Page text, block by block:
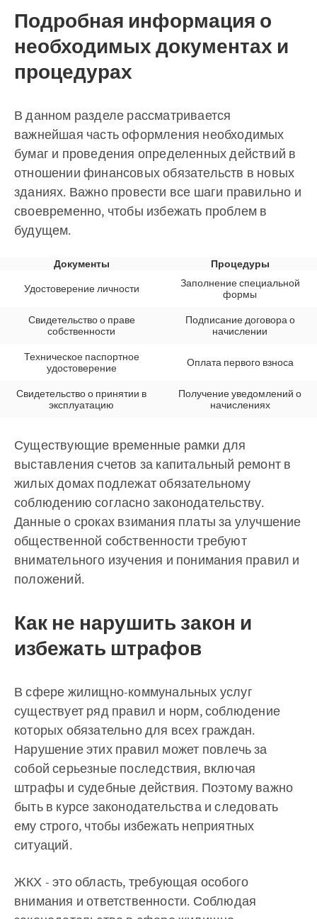
Подробная информация о
необходимых документах и
процедурах
В данном разделе рассматривается
важнейшая часть оформления необходимых
бумаг и проведения определенных действий в
отношении финансовых обязательств в новых
зданиях. Важно провести все шаги правильно и
своевременно, чтобы избежать проблем в
будущем.
Документы
Процедуры
Удостоверение личности
Заполнение специальной
формы
Свидетельство о праве
собственности
Подписание договора о
начислении
Техническое паспортное
удостоверение
Оплата первого взноса
Свидетельство о принятии в
эксплуатацию
Получение уведомлений о
начислениях
Существующие временные рамки для
выставления счетов за капитальный ремонт в
жилых домах подлежат обязательному
соблюдению согласно законодательству.
Данные о сроках взимания платы за улучшение
общественной собственности требуют
внимательного изучения и понимания правил и
положений.
Как не нарушить закон и
избежать штрафов
В сфере жилищно-коммунальных услуг
существует ряд правил и норм, соблюдение
которых обязательно для всех граждан.
Нарушение этих правил может повлечь за
собой серьезные последствия, включая
штрафы и судебные действия. Поэтому важно
быть в курсе законодательства и следовать
ему строго, чтобы избежать неприятных
ситуаций.
ЖКХ - это область, требующая особого
внимания и ответственности. Соблюдая